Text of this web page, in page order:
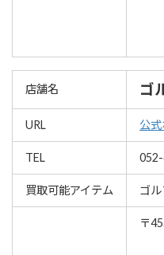
店舗名 ゴ
URL 公
TEL
買取可能アイテム ゴ
〒